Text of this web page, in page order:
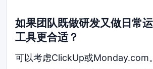
如果团队既做研发又做日常
工具更合适？
可以考虑ClickUp或Monday.com